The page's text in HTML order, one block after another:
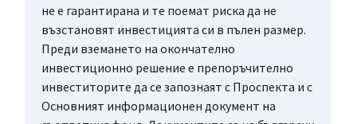
не е гарантирана и те поемат риска да не
възстановят инвестицията си в пълен размер.
Преди вземането на окончателно
инвестиционно решение е препоръчително
инвеститорите да се запознаят с Проспекта и с
Основният информационен документ на